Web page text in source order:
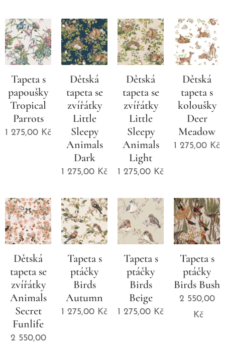
Tapeta s
papoušky
Tropical
Parrots
1 275,00 Kč
Dětská
tapeta se
zvířátky
Little
Sleepy
Animals
Dark
1 275,00 Kč
Dětská
tapeta se
zvířátky
Little
Sleepy
Animals
Light
1 275,00 Kč
Dětská
tapeta s
koloušky
Deer
Meadow
1 275,00 Kč
Dětská
tapeta se
zvířátky
Animals
Secret
Funlife
2 550,00
Tapeta s
ptáčky
Birds
Autumn
1 275,00 Kč
Tapeta s
ptáčky
Birds
Beige
1 275,00 Kč
Tapeta s
ptáčky
Birds Bush
2 550,00
Kč